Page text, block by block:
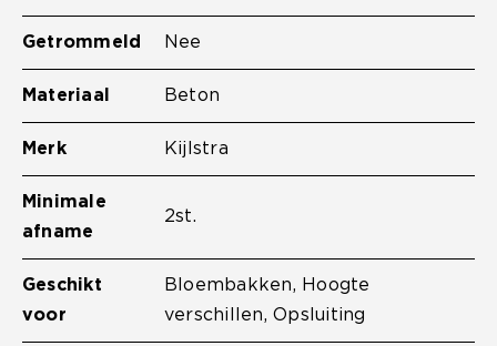
Getrommeld Nee
Materiaal Beton
Merk Kijlstra
Minimale
afname
2st.
Geschikt
voor
Bloembakken, Hoogte
verschillen, Opsluiting